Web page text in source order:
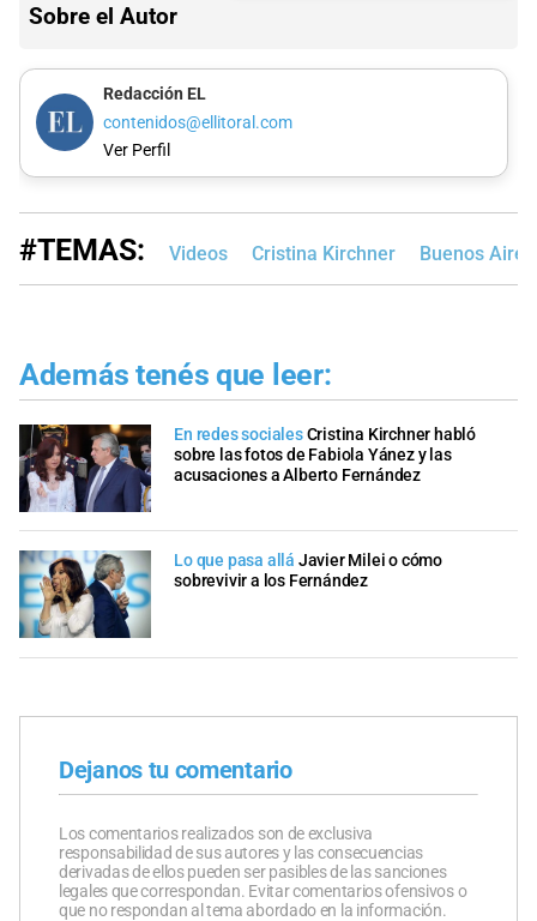
Sobre el Autor
Redacción EL
contenidos@ellitoral.com
Ver Perfil
#TEMAS: Videos Cristina Kirchner Buenos Aires
Además tenés que leer:
En redes socialesCristina Kirchner habló
sobre las fotos de Fabiola Yánez y las
acusaciones a Alberto Fernández
Lo que pasa allá Javier Milei o cómo
sobrevivir a los Fernández
Dejanos tu comentario
Los comentarios realizados son de exclusiva
responsabilidad de sus autores y las consecuencias
derivadas de ellos pueden ser pasibles de las sanciones
legales que correspondan. Evitar comentarios ofensivos o
que no respondan al tema abordado en la información.